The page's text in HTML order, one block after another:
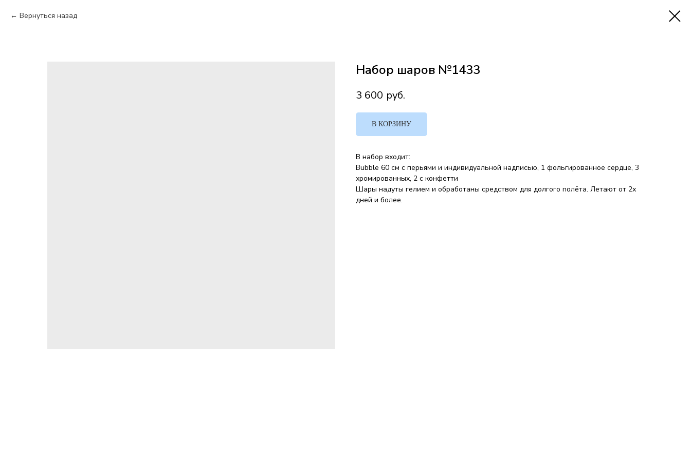
Вернуться назад
Набор шаров №1433
3 600 руб.
В КОРЗИНУ
В набор входит:
Bubble 60 см с перьями и индивидуальной надписью, 1 фольгированное сердце, 3
хромированных, 2 с конфетти
Шары надуты гелием и обработаны средством для долгого полёта. Летают от 2х
дней и более.